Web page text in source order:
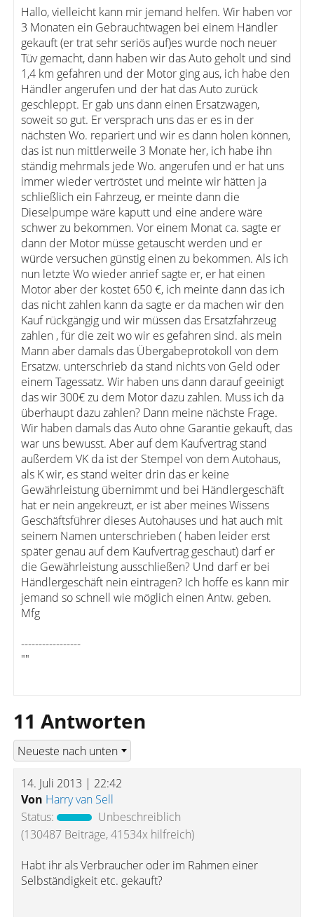
Hallo, vielleicht kann mir jemand helfen. Wir haben vor
3 Monaten ein Gebrauchtwagen bei einem Händler
gekauft (er trat sehr seriös auf)es wurde noch neuer
Tüv gemacht, dann haben wir das Auto geholt und sind
1,4 km gefahren und der Motor ging aus, ich habe den
Händler angerufen und der hat das Auto zurück
geschleppt. Er gab uns dann einen Ersatzwagen,
soweit so gut. Er versprach uns das er es in der
nächsten Wo. repariert und wir es dann holen können,
das ist nun mittlerweile 3 Monate her, ich habe ihn
ständig mehrmals jede Wo. angerufen und er hat uns
immer wieder vertröstet und meinte wir hätten ja
schließlich ein Fahrzeug, er meinte dann die
Dieselpumpe wäre kaputt und eine andere wäre
schwer zu bekommen. Vor einem Monat ca. sagte er
dann der Motor müsse getauscht werden und er
würde versuchen günstig einen zu bekommen. Als ich
nun letzte Wo wieder anrief sagte er, er hat einen
Motor aber der kostet 650 €, ich meinte dann das ich
das nicht zahlen kann da sagte er da machen wir den
Kauf rückgängig und wir müssen das Ersatzfahrzeug
zahlen , für die zeit wo wir es gefahren sind. als mein
Mann aber damals das Übergabeprotokoll von dem
Ersatzw. unterschrieb da stand nichts von Geld oder
einem Tagessatz. Wir haben uns dann darauf geeinigt
das wir 300€ zu dem Motor dazu zahlen. Muss ich da
überhaupt dazu zahlen? Dann meine nächste Frage.
Wir haben damals das Auto ohne Garantie gekauft, das
war uns bewusst. Aber auf dem Kaufvertrag stand
außerdem VK da ist der Stempel von dem Autohaus,
als K wir, es stand weiter drin das er keine
Gewährleistung übernimmt und bei Händlergeschäft
hat er nein angekreuzt, er ist aber meines Wissens
Geschäftsführer dieses Autohauses und hat auch mit
seinem Namen unterschrieben ( haben leider erst
später genau auf dem Kaufvertrag geschaut) darf er
die Gewährleistung ausschließen? Und darf er bei
Händlergeschäft nein eintragen? Ich hoffe es kann mir
jemand so schnell wie möglich einen Antw. geben.
Mfg
-----------------
""
11 Antworten
14. Juli 2013 | 22:42
Von Harry van Sell
Status:
Unbeschreiblich
(130487 Beiträge, 41534x hilfreich)
Habt ihr als Verbraucher oder im Rahmen einer
Selbständigkeit etc. gekauft?